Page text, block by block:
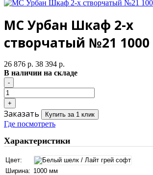
МС Урбан Шкаф 2-х
створчатый №21 1000
26 876 р. 38 394 р.
В наличии на складе
Заказать Купить за 1 клик
Где посмотреть
Характеристики
Цвет:
Ширина: 1000 мм